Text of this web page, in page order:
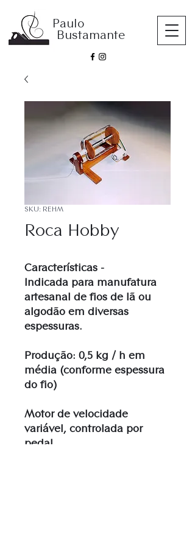
Paulo
Bustamante
SKU: REHM
Roca Hobby
Características -
Indicada para manufatura
artesanal de fios de lã ou
algodão em diversas
espessuras.
Produção: 0,5 kg / h em
média (conforme espessura
do fio)
Motor de velocidade
variável, controlada por
pedal.